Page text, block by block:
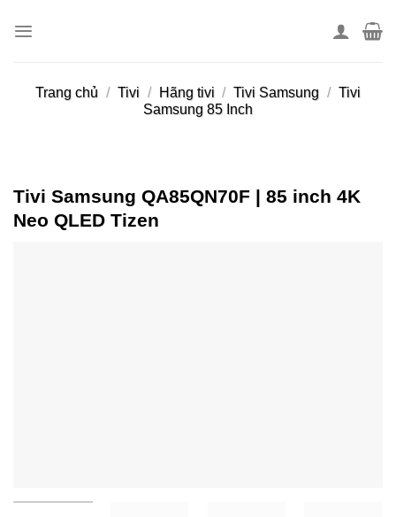
Trang chủ / Tivi / Hãng tivi / Tivi Samsung / Tivi
Samsung 85 Inch
Tivi Samsung QA85QN70F | 85 inch 4K
Neo QLED Tizen